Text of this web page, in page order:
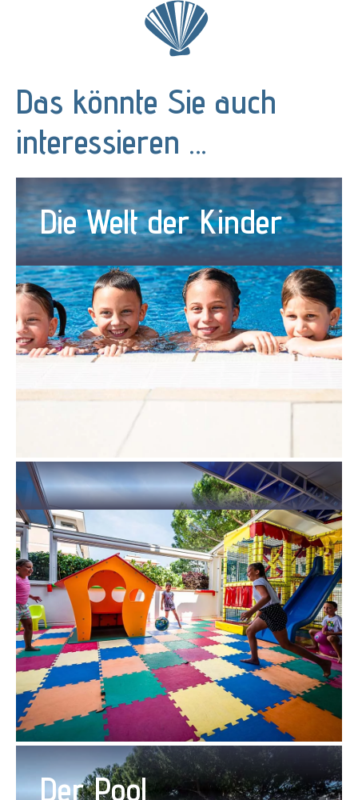
Das könnte Sie auch
interessieren …
Die Welt der Kinder
Der Pool